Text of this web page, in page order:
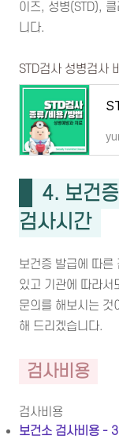
이즈, 성병(STD),
니다.
STD검사 성병검사
4. 보건
검사시간
보건증 발급에 따른
있고 기관에 따라서
문의를 해보시는 것
해 드리겠습니다.
검사비용
검사비용
보건소 검사비용 -